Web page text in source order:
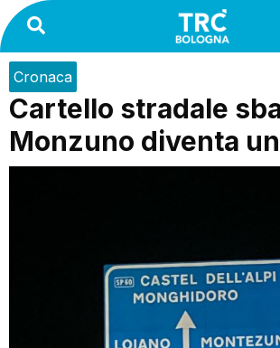
Cronaca
Cartello stradale
Monzuno diventa